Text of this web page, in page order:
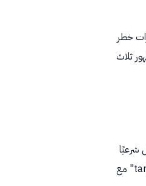
كانت تحمل إشارات خطر
ثلاث
شرعيًا
— الأرباح لا تُضمن في المشاركة. العبارة القانونية الصحيحة هي "العائد المستهدف" أو "targeted return" مع